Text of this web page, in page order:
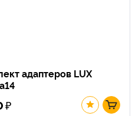
адаптеров LUX
₽